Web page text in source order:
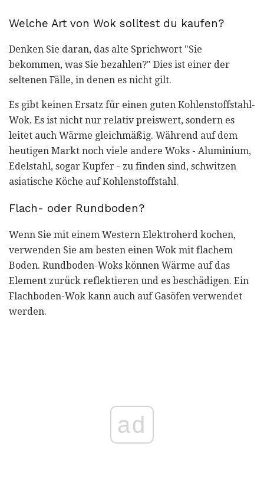
Welche Art von Wok solltest du kaufen?
Denken Sie daran, das alte Sprichwort "Sie
bekommen, was Sie bezahlen?" Dies ist einer der
seltenen Fälle, in denen es nicht gilt.
Es gibt keinen Ersatz für einen guten Kohlenstoffstahl-
Wok. Es ist nicht nur relativ preiswert, sondern es
leitet auch Wärme gleichmäßig. Während auf dem
heutigen Markt noch viele andere Woks - Aluminium,
Edelstahl, sogar Kupfer - zu finden sind, schwitzen
asiatische Köche auf Kohlenstoffstahl.
Flach- oder Rundboden?
Wenn Sie mit einem Western Elektroherd kochen,
verwenden Sie am besten einen Wok mit flachem
Boden. Rundboden-Woks können Wärme auf das
Element zurück reflektieren und es beschädigen. Ein
Flachboden-Wok kann auch auf Gasöfen verwendet
werden.
ad